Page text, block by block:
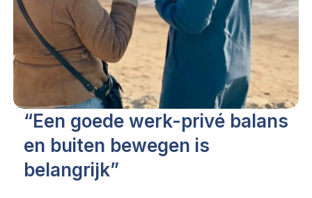
“Een goede werk-privé balans
en buiten bewegen is
belangrijk”